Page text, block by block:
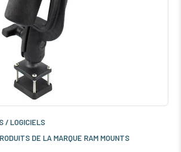
/ LOGICIELS
DE LA MARQUE RAM MOUNTS